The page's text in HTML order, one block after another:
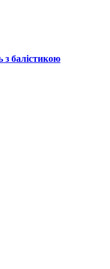
балістикою